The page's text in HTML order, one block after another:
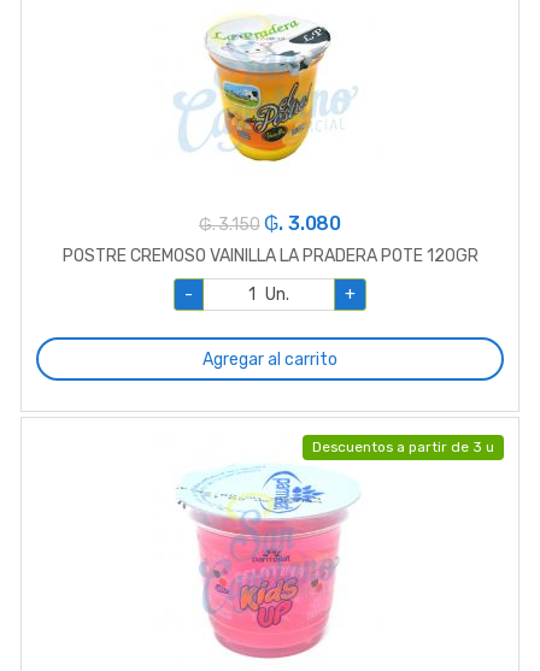
₲. 3.150 ₲. 3.080
POSTRE CREMOSO VAINILLA LA PRADERA POTE 120GR
-
Un. +
Agregar al carrito
Descuentos a partir de 3 u